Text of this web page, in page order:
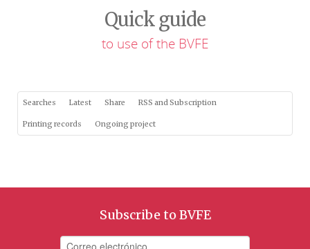
Quick guide
to use of the BVFE
Searches Latest Share RSS and Subscription
Printing records Ongoing project
Subscribe to BVFE